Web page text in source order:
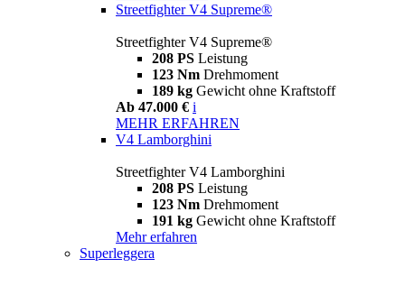
Streetfighter V4 Supreme®
Streetfighter V4 Supreme®
208 PS Leistung
123 Nm Drehmoment
189 kg Gewicht ohne Kraftstoff
Ab 47.000 € i
MEHR ERFAHREN
V4 Lamborghini
Streetfighter V4 Lamborghini
208 PS Leistung
123 Nm Drehmoment
191 kg Gewicht ohne Kraftstoff
Mehr erfahren
Superleggera